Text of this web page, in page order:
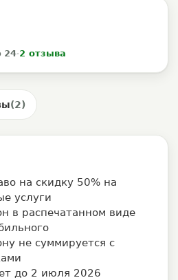
24·2 отзыва
(2)
на скидку 50% на
услуги
в распечатанном виде
не суммируется с
до 2 июля 2026